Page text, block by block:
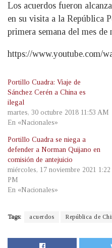
Los acuerdos fueron
en su visita a la República
primera semana del mes de
https://www.youtube.com/
Portillo Cuadra: Viaje de
Sánchez Cerén a China es
ilegal
martes, 30 octubre 2018 11:53 AM
En «Nacionales»
Portillo Cuadra se niega a
defender a Norman Quijano en
comisión de antejuicio
miércoles, 17 noviembre 2021 1:22
PM
En «Nacionales»
Tags: acuerdos República de